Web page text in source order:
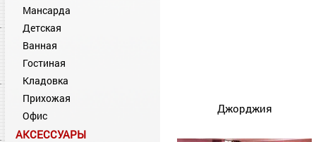
Мансарда
Детская
Ванная
Гостиная
Кладовка
Прихожая
Офис
АКСЕССУАРЫ
Джорджия